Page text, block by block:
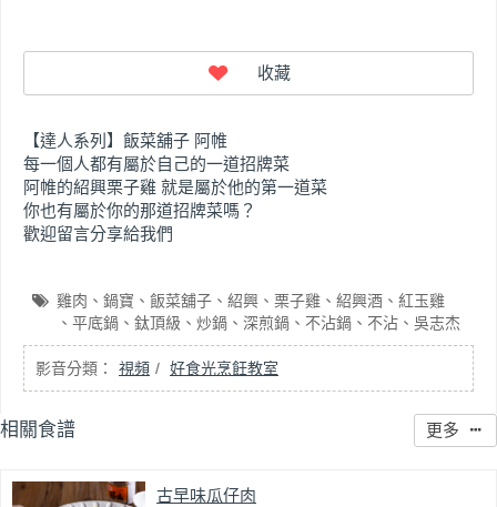
【達人系列】飯菜舖子 阿帷
每一個人都有屬於自己的一道招牌菜
阿帷的紹興栗子雞 就是屬於他的第一道菜
你也有屬於你的那道招牌菜嗎？
歡迎留言分享給我們
雞肉 鍋寶 飯菜舖子 紹興 栗子雞 紹興酒
紅玉雞
平底鍋
鈦頂級 炒鍋 深煎鍋 不沾鍋 不沾 吳志杰
視頻 好食光烹飪教室
相關食譜 更多
古早味瓜仔肉